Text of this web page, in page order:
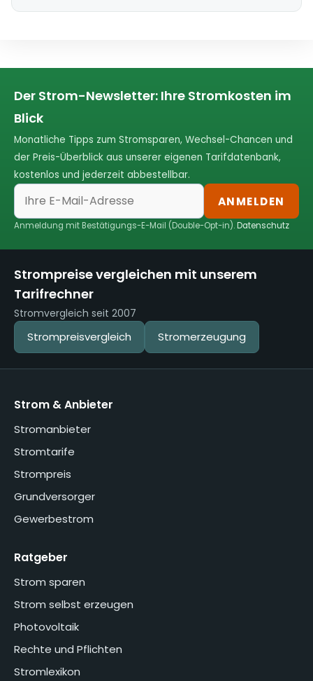
Der Strom-Newsletter: Ihre Stromkosten im
Blick
Monatliche Tipps zum Stromsparen, Wechsel-Chancen und
der Preis-Überblick aus unserer eigenen Tarifdatenbank,
kostenlos und jederzeit abbestellbar.
ANMELDEN
Anmeldung mit Bestätigungs-E-Mail (Double-Opt-in).Datenschutz
Strompreise vergleichen mit unserem
Tarifrechner
Stromvergleich seit 2007
Strompreisvergleich Stromerzeugung
Strom & Anbieter
Stromanbieter
Stromtarife
Strompreis
Grundversorger
Gewerbestrom
Ratgeber
Strom sparen
Strom selbst erzeugen
Photovoltaik
Rechte und Pflichten
Stromlexikon